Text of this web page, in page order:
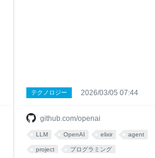
github.com/openai
テクノロジー 2026/03/05 07:44
LLM OpenAI elixir agent
project プログラミング